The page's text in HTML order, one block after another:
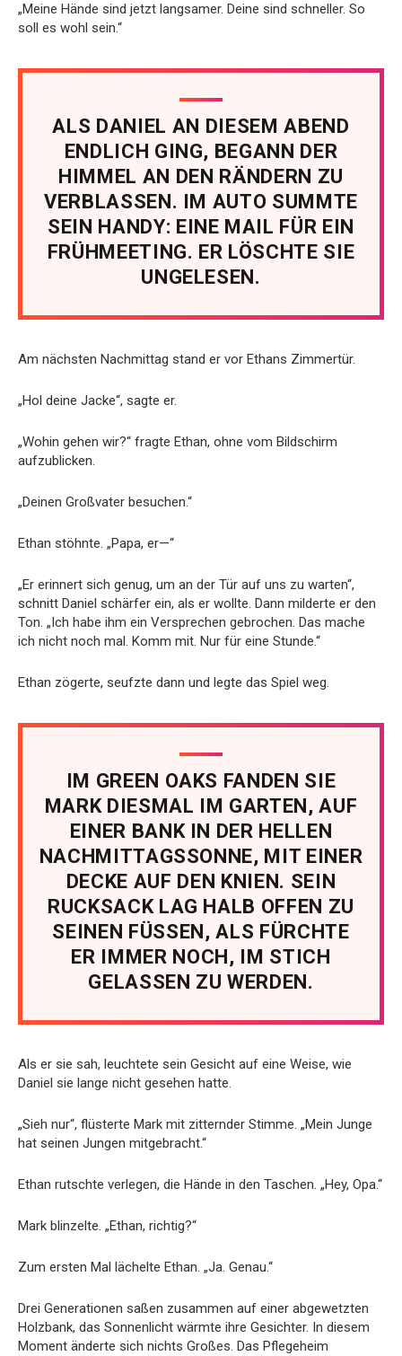
„Meine Hände sind jetzt langsamer. Deine sind schneller. So
soll es wohl sein.“
ALS DANIEL AN DIESEM ABEND
ENDLICH GING, BEGANN DER
HIMMEL AN DEN RÄNDERN ZU
VERBLASSEN. IM AUTO SUMMTE
SEIN HANDY: EINE MAIL FÜR EIN
FRÜHMEETING. ER LÖSCHTE SIE
UNGELESEN.
Am nächsten Nachmittag stand er vor Ethans Zimmertür.
„Hol deine Jacke“, sagte er.
„Wohin gehen wir?“ fragte Ethan, ohne vom Bildschirm
aufzublicken.
„Deinen Großvater besuchen.“
Ethan stöhnte. „Papa, er—“
„Er erinnert sich genug, um an der Tür auf uns zu warten“,
schnitt Daniel schärfer ein, als er wollte. Dann milderte er den
Ton. „Ich habe ihm ein Versprechen gebrochen. Das mache
ich nicht noch mal. Komm mit. Nur für eine Stunde.“
Ethan zögerte, seufzte dann und legte das Spiel weg.
IM GREEN OAKS FANDEN SIE
MARK DIESMAL IM GARTEN, AUF
EINER BANK IN DER HELLEN
NACHMITTAGSSONNE, MIT EINER
DECKE AUF DEN KNIEN. SEIN
RUCKSACK LAG HALB OFFEN ZU
SEINEN FÜSSEN, ALS FÜRCHTE
ER IMMER NOCH, IM STICH
GELASSEN ZU WERDEN.
Als er sie sah, leuchtete sein Gesicht auf eine Weise, wie
Daniel sie lange nicht gesehen hatte.
„Sieh nur“, flüsterte Mark mit zitternder Stimme. „Mein Junge
hat seinen Jungen mitgebracht.“
Ethan rutschte verlegen, die Hände in den Taschen. „Hey, Opa.“
Mark blinzelte. „Ethan, richtig?“
Zum ersten Mal lächelte Ethan. „Ja. Genau.“
Drei Generationen saßen zusammen auf einer abgewetzten
Holzbank, das Sonnenlicht wärmte ihre Gesichter. In diesem
Moment änderte sich nichts Großes. Das Pflegeheim